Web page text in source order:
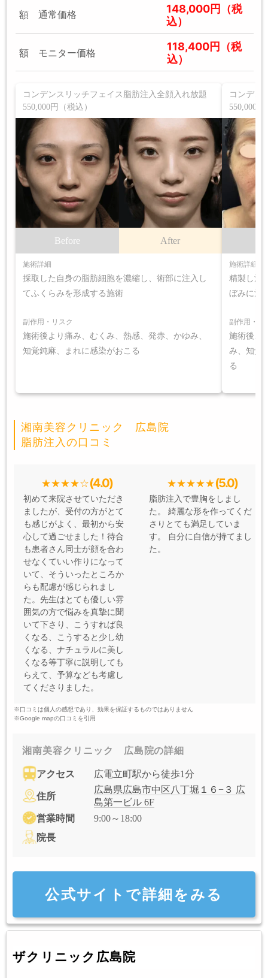
額 通常価格
148,000円（税
込）
額 モニター価格
118,400円（税
込）
コンデンスリッチフェイス脂肪注入全顔入れ放題
550,000円（税込）
Before After
施術詳細
採取した自身の脂肪細胞を濃縮し、術部に注入し
てふくらみを形成する施術
副作用・リスク
施術後より痛み、むくみ、熱感、発赤、かゆみ、
知覚鈍麻、まれに感染がおこる
コンデン
550,000
施術詳細
精製し濃
ぼみに注
副作用・リ
施術後よ
み、知覚
る
湘南美容クリニック 広島院
脂肪注入の口コミ
(4.0)
初めて来院させていただき
ましたが、受付の方がとて
も感じがよく、最初から安
心して過ごせました！待合
も患者さん同士が顔を合わ
せなくていい作りになって
いて、そういったところか
らも配慮が感じられまし
た。先生はとても優しい雰
囲気の方で悩みを真摯に聞
いて下さり、こうすれば良
くなる、こうすると少し幼
くなる、ナチュラルに美し
くなる等丁寧に説明しても
らえて、予算なども考慮し
てくださりました。
(5.0)
脂肪注入で豊胸をしまし
た。 綺麗な形を作ってくだ
さりとても満足していま
す。 自分に自信が持てまし
た。
※口コミは個人の感想であり、効果を保証するものではありません
※Google mapの口コミを引用
湘南美容クリニック 広島院の詳細
アクセス 広電立町駅から徒歩1分
住所
広島県広島市中区八丁堀１６−３ 広
島第一ビル 6F
営業時間
9:00～18:00
院長
公式サイトで詳細をみる
ザクリニック広島院